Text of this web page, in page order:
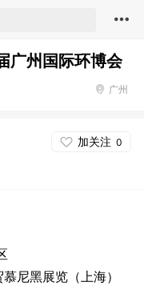
广州国际环博会
广州
加关注 0
尼黑展览（上海）